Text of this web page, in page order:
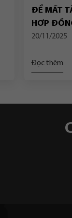
ĐỂ MẤT
HỢP
20/11/2025
Đọc thêm